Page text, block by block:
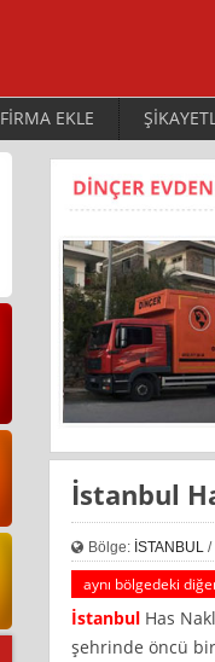
FİRMA EKLE
İstanbul
Bölge: İSTANBUL/
aynı bölgedeki
İstanbulHas
şehrinde öncü